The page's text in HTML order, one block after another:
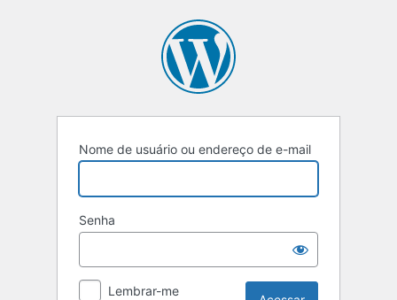
Nome de usuário ou endereço de e-mail
Senha
Lembrar-me